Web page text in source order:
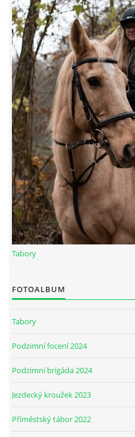
ČLENOVÉ RYCHVALDU 2023
7:4 (VELKÝ PÁTEK) KROUŽEK
JARNÍ BRIGÁDA 20.5.2023
DNE 17.11.2023 KROUŽEK
DĚKUJEME MĚSTU RYCHVALD
NABÍZÍME BRIGÁDU U NÁS VE
VOLEJTE 604265192
DĚKUJEME ZA PODPORU
PÁTEČNÍ KROUŽEK " ŠKOLA
ČLENOVÉ JK CABALLERO Z
Tabory
FOTOALBUM
Tabory
Podzimní focení 2024
Podzimní brigáda 2024
Jezdecký kroužek 2023
Příměstský tábor 2022